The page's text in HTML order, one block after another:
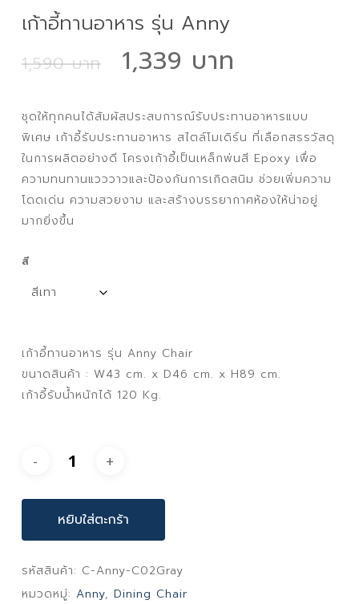
เก้าอี้ทานอาหาร รุ่น Anny
1,590 Original
price
was:
1,590 ฿.
1,339
is:
1,339 ฿.
ชุดให้ทุกคนได้สัมผัสประสบการณ์รับประทานอาหารแบบ
พิเศษ เก้าอี้รับประทานอาหาร สไตล์โมเดิร์น ที่เลือกสรรวัสดุ
ในการผลิตอย่างดี โครงเก้าอี้เป็นเหล็กพ่นสี Epoxy เพื่อ
ความทนทานแวววาวและป้องกันการเกิดสนิม ช่วยเพิ่มความ
โดดเด่น ความสวยงาม และสร้างบรรยากาศห้องให้น่าอยู่
มากยิ่งขึ้น
สี
เก้าอี้ทานอาหาร รุ่น Anny Chair
ขนาดสินค้า : W43 cm. x D46 cm. x H89 cm.
เก้าอี้รับน้ำหนักได้ 120 Kg.
หยิบใส่ตะกร้า
รหัสสินค้า: C-Anny-C02Gray
หมวดหมู่: Anny, Dining Chair